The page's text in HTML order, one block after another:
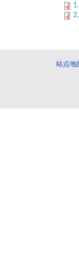
站点地